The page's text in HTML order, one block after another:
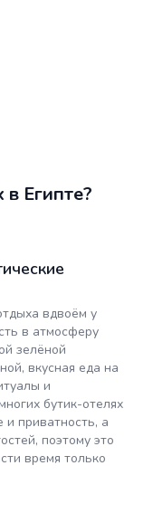
Египте?
вдвоём у
в атмосферу
зелёной
вкусная еда на
и
бутик-отелях
приватность, а
поэтому это
время только